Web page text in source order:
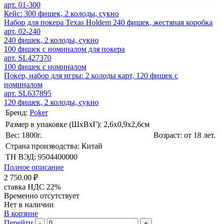
арт. 01-300
Кейс: 300 фишек, 2 колоды, сукно
Набор для покера Texas Holdem 240 фишек, жестяная коробка
арт. 02-240
240 фишек, 2 колоды, сукно
100 фишек с номиналом для покера
арт. SL427370
100 фишек с номиналом
Покер, набор для игры: 2 колоды карт, 120 фишек с
номиналом
арт. SL637895
120 фишек, 2 колоды, сукно
Бренд: Poker
Размер в упаковке (ШхВxГ): 2,6х0,9х2,6cм
Вес: 1800г.
Возраст: от 18 лет.
Страна производства: Китай
ТН ВЭД: 9504400000
Полное описание
2 750.00 ₽
ставка НДС 22%
Временно отсутствует
Нет в наличии
В корзине